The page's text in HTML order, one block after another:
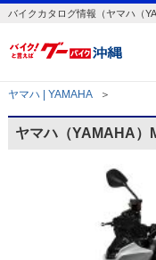
バイクカタログ情報（ヤマハ（
ヤマハ | YAMAHA ＞
ヤマハ（YAMAHA）